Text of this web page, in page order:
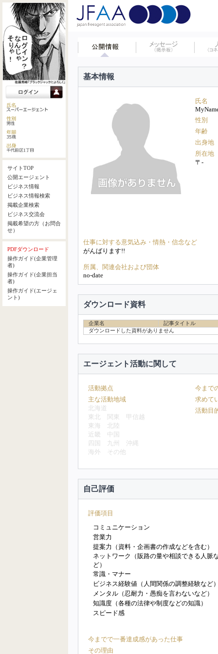
サイトTOP
公開エージェント
ビジネス情報
ビジネス情報検索
掲載企業検索
ビジネス交流会
掲載希望の方（お問合
せ）
PDFダウンロード
操作ガイド(企業管理
者)
操作ガイド(企業担当
者)
操作ガイド(エージェ
ント)
基本情報
氏名
性別
年齢
出身地
所在地
〒-
仕事に対する意気込み・情熱・信念など
がんばります!!
所属、関連会社および団体
no-date
ダウンロード資料
企業名
記事タイトル
ダウンロードした資料がありません
エージェント活動に関して
活動拠点
主な活動地域
北海道
東北
関東
甲信越
東海
北陸
近畿
中国
四国
九州
沖縄
海外
その他
今まで
求めて
活動目
自己評価
評価項目
コミュニケーション
営業力
提案力（資料・企画書の作成などを含む）
ネットワーク（販路の量や相談できる人脈
ど）
常識・マナー
ビジネス経験値（人間関係の調整経験など
メンタル（忍耐力・愚痴を言わないなど）
知識度（各種の法律や制度などの知識）
スピード感
今までで一番達成感があった仕事
その理由